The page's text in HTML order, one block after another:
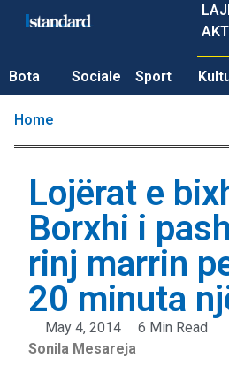
Bota Sociale Sport
Home
Lojërat e
Borxhi i
rinj marrin
20 minuta
May 4, 2014
6 Min Read
Sonila Mesareja